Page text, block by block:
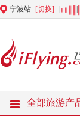
宁波站 [切换] |
全部旅游产